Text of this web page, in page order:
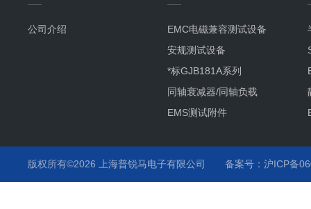
公司介绍
EMC电磁兼容测试设备
安规测试设备
*标GJB181A系列
同轴衰减器/同轴负载
EMS测试附件
版权所有©2026 上海普锐马电子有限公司 备案号：沪ICP备